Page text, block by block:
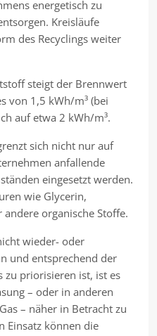
energetisch zu
Kreisläufe
des Recyclings weiter
steigt der Brennwert
von 1,5 kWh/m³ (bei
auf etwa 2 kWh/m³.
sich nicht nur auf
anfallende
eingesetzt werden.
wie Glycerin,
organische Stoffe.
wieder- oder
und entsprechend der
zu priorisieren ist, ist es
– oder in anderen
– näher in Betracht zu
Einsatz können die